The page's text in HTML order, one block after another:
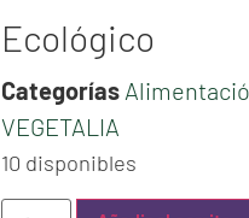
Ecológico
Categorías
VEGETALIA
10 disponibles